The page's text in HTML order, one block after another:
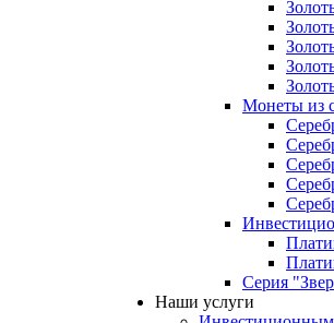
Монеты из
Серия
Наши услуги